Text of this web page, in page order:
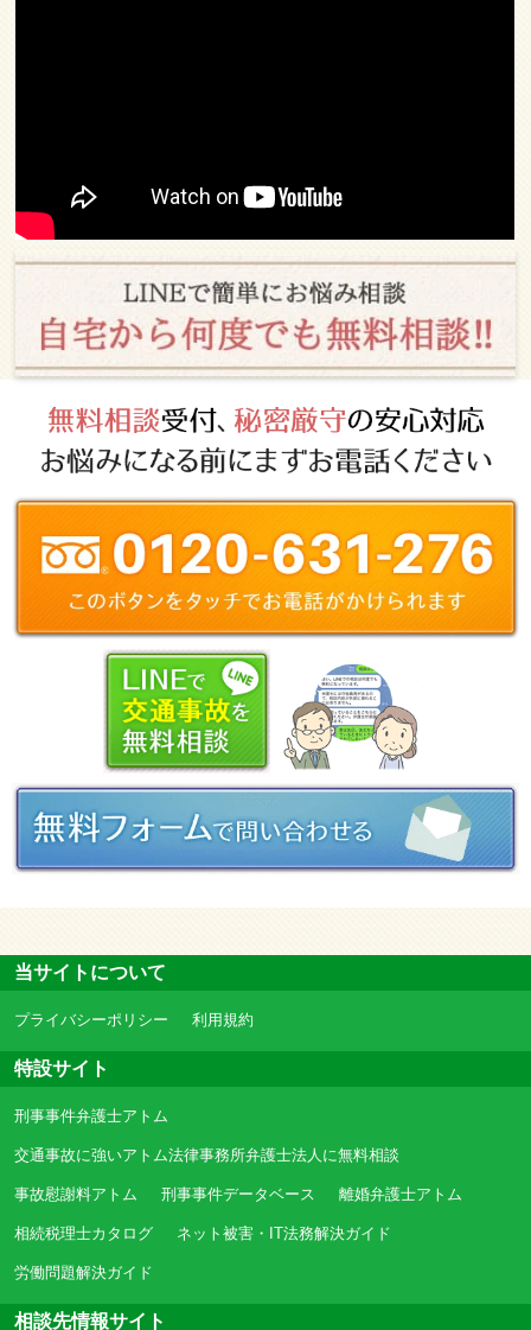
当サイトについて
プライバシーポリシー 利用規約
特設サイト
刑事事件弁護士アトム
交通事故に強いアトム法律事務所弁護士法人に無料相談
事故慰謝料アトム 刑事事件データベース 離婚弁護士アトム
相続税理士カタログ ネット被害・IT法務解決ガイド
労働問題解決ガイド
相談先情報サイト